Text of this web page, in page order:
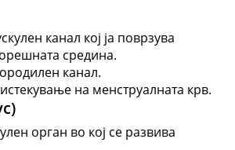
канал кој ја поврзува
средина.
канал.
на менструалната крв.
орган во кој се развива